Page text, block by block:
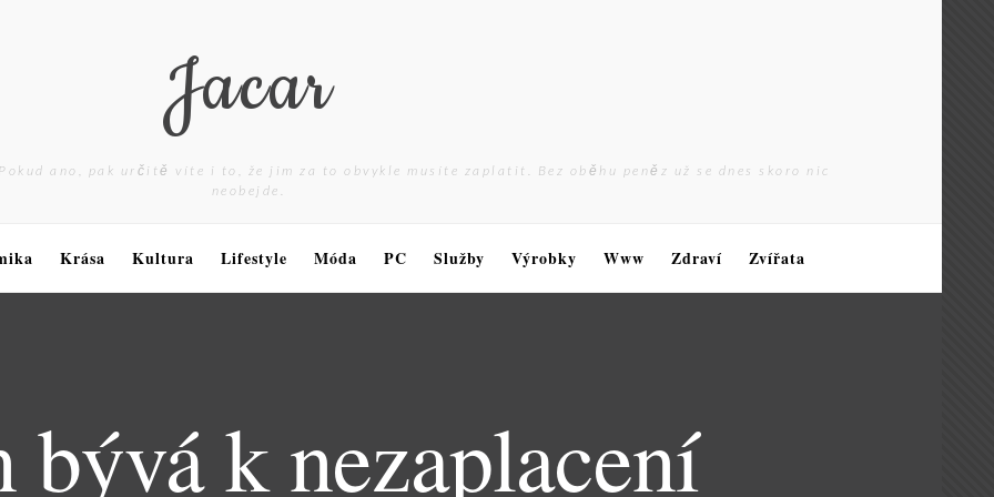
Jacar
ano, pak určitě víte i to, že jim za to obvykle musíte zaplatit. Bez oběhu peněz už se dnes skoro nic
neobejde.
Krása Kultura Lifestyle Móda PC Služby Výrobky Www Zdraví Zvířata
bývá k nezaplacení